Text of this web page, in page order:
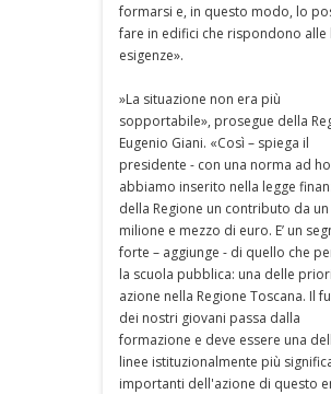
formarsi e, in questo modo, lo
fare in edifici che rispondono alle
esigenze».
»La situazione non era più
sopportabile», prosegue della
Eugenio Giani. «Così – spiega il
presidente - con una norma ad
abbiamo inserito nella legge
della Regione un contributo da un
milione e mezzo di euro. E’ un
forte – aggiunge - di quello che
la scuola pubblica: una delle
azione nella Regione Toscana. Il
dei nostri giovani passa dalla
formazione e deve essere una
linee istituzionalmente più
importanti dell'azione di questo